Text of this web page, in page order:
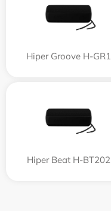
Hiper Groove H-GR1
Hiper Beat H-BT202